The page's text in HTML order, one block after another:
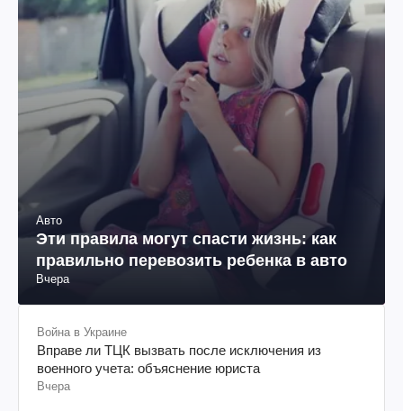
Авто
Эти правила могут спасти жизнь: как
правильно перевозить ребенка в авто
Вчера
Война в Украине
Вправе ли ТЦК вызвать после исключения из
военного учета: объяснение юриста
Вчера